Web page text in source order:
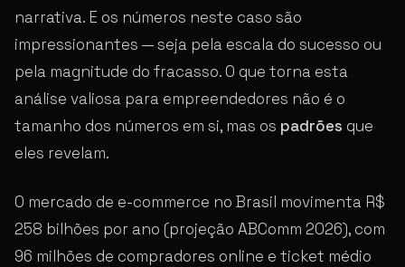
narrativa. E os números neste caso são
impressionantes — seja pela escala do sucesso ou
pela magnitude do fracasso. O que torna esta
análise valiosa para empreendedores não é o
tamanho dos números em si, mas os padrões que
eles revelam.
O mercado de e-commerce no Brasil movimenta R$
258 bilhões por ano (projeção ABComm 2026), com
96 milhões de compradores online e ticket médio